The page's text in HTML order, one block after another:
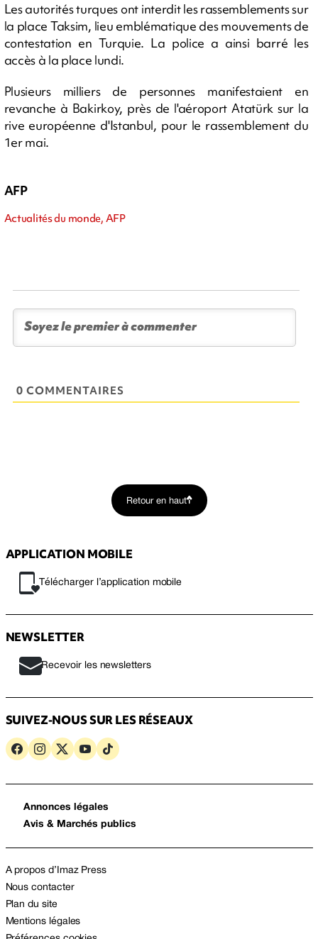
Les autorités turques ont interdit les rassemblements sur
la place Taksim, lieu emblématique des mouvements de
contestation en Turquie. La police a ainsi barré les
accès à la place lundi.
Plusieurs milliers de personnes manifestaient en
revanche à Bakirkoy, près de l'aéroport Atatürk sur la
rive européenne d'Istanbul, pour le rassemblement du
1er mai.
AFP
Actualités du monde, AFP
0 COMMENTAIRES
Retour en haut
APPLICATION MOBILE
Télécharger l’application mobile
NEWSLETTER
Recevoir les newsletters
SUIVEZ-NOUS SUR LES RÉSEAUX
Annonces légales
Avis & Marchés publics
A propos d’Imaz Press
Nous contacter
Plan du site
Mentions légales